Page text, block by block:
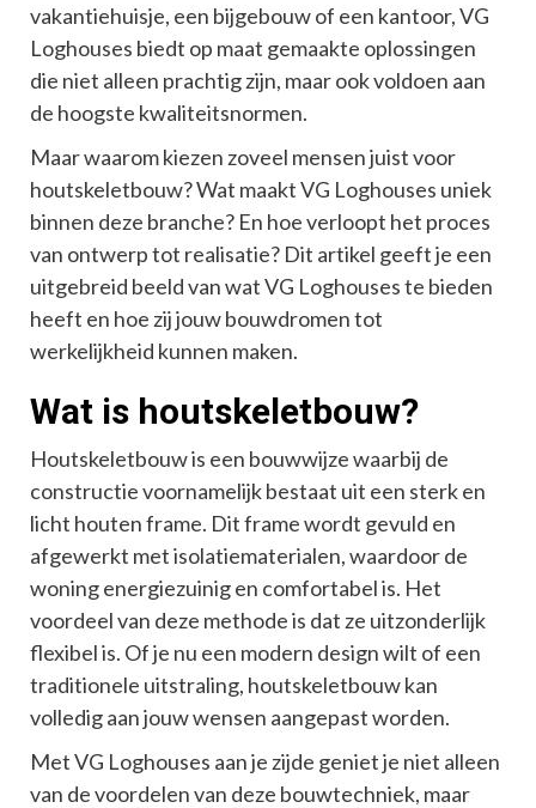
vakantiehuisje, een bijgebouw of een kantoor, VG
Loghouses biedt op maat gemaakte oplossingen
die niet alleen prachtig zijn, maar ook voldoen aan
de hoogste kwaliteitsnormen.
Maar waarom kiezen zoveel mensen juist voor
houtskeletbouw? Wat maakt VG Loghouses uniek
binnen deze branche? En hoe verloopt het proces
van ontwerp tot realisatie? Dit artikel geeft je een
uitgebreid beeld van wat VG Loghouses te bieden
heeft en hoe zij jouw bouwdromen tot
werkelijkheid kunnen maken.
Wat is houtskeletbouw?
Houtskeletbouw is een bouwwijze waarbij de
constructie voornamelijk bestaat uit een sterk en
licht houten frame. Dit frame wordt gevuld en
afgewerkt met isolatiematerialen, waardoor de
woning energiezuinig en comfortabel is. Het
voordeel van deze methode is dat ze uitzonderlijk
flexibel is. Of je nu een modern design wilt of een
traditionele uitstraling, houtskeletbouw kan
volledig aan jouw wensen aangepast worden.
Met VG Loghouses aan je zijde geniet je niet alleen
van de voordelen van deze bouwtechniek, maar